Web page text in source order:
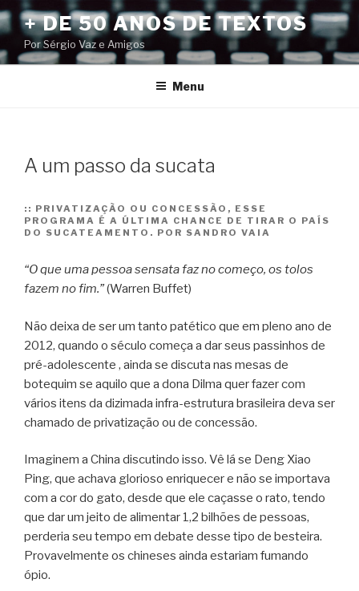
Pular
para
o
conteúdo
+ DE 50 ANOS DE TEXTOS
Por Sérgio Vaz e Amigos
Menu
A um passo da sucata
:: PRIVATIZAÇÃO OU CONCESSÃO, ESSE
PROGRAMA É A ÚLTIMA CHANCE DE TIRAR O PAÍS
DO SUCATEAMENTO. POR SANDRO VAIA
“O que uma pessoa sensata faz no começo, os tolos
fazem no fim.”(Warren Buffet)
Não deixa de ser um tanto patético que em pleno ano de
2012, quando o século começa a dar seus passinhos de
pré-adolescente , ainda se discuta nas mesas de
botequim se aquilo que a dona Dilma quer fazer com
vários itens da dizimada infra-estrutura brasileira deva ser
chamado de privatização ou de concessão.
Imaginem a China discutindo isso. Vê lá se Deng Xiao
Ping, que achava glorioso enriquecer e não se importava
com a cor do gato, desde que ele caçasse o rato, tendo
que dar um jeito de alimentar 1,2 bilhões de pessoas,
perderia seu tempo em debate desse tipo de besteira.
Provavelmente os chineses ainda estariam fumando
ópio.